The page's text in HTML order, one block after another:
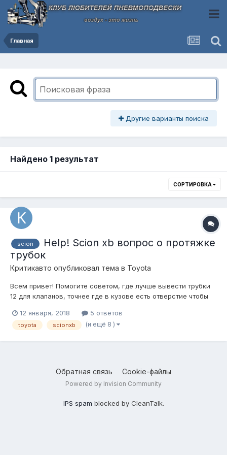
Главная
Другие варианты поиска
Найдено 1 результат
СОРТИРОВКА
scion
Help! Scion xb вопрос о протяжке
трубок
Критикавто опубликовал тема в Toyota
Всем привет! Помогите советом, где лучше вывести трубки
12 для клапанов, точнее где в кузове есть отверстие чтобы
12 января, 2018
5 ответов
toyota scionxb (и ещё 8 )
Обратная связь Cookie-файлы
Powered by Invision Community
IPS spam blocked by CleanTalk.